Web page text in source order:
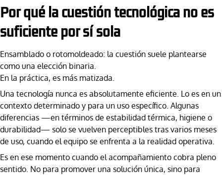
Por qué la cuestión tecnológica no es
suficiente por sí sola
Ensamblado o rotomoldeado: la cuestión suele plantearse
como una elección binaria.
En la práctica, es más matizada.
Una tecnología nunca es absolutamente eficiente. Lo es en un
contexto determinado y para un uso específico. Algunas
diferencias —en términos de estabilidad térmica, higiene o
durabilidad— solo se vuelven perceptibles tras varios meses
de uso, cuando el equipo se enfrenta a la realidad operativa.
Es en ese momento cuando el acompañamiento cobra pleno
sentido. No para promover una solución única, sino para